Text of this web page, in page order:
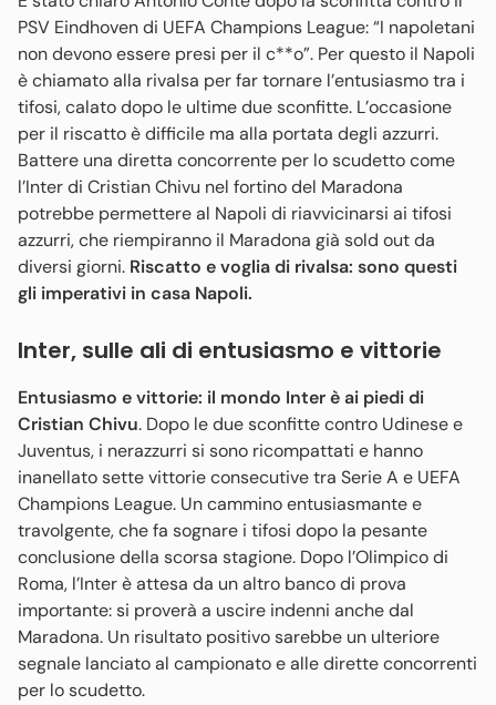
PSV Eindhoven di UEFA Champions League: “I napoletani
non devono essere presi per il c**o”. Per questo il Napoli
è chiamato alla rivalsa per far tornare l’entusiasmo tra i
tifosi, calato dopo le ultime due sconfitte. L’occasione
per il riscatto è difficile ma alla portata degli azzurri.
Battere una diretta concorrente per lo scudetto come
l’Inter di Cristian Chivu nel fortino del Maradona
potrebbe permettere al Napoli di riavvicinarsi ai tifosi
azzurri, che riempiranno il Maradona già sold out da
diversi giorni. Riscatto e voglia di rivalsa: sono questi
gli imperativi in casa Napoli.
Inter, sulle ali di entusiasmo e vittorie
Entusiasmo e vittorie: il mondo Inter è ai piedi di
Cristian Chivu. Dopo le due sconfitte contro Udinese e
Juventus, i nerazzurri si sono ricompattati e hanno
inanellato sette vittorie consecutive tra Serie A e UEFA
Champions League. Un cammino entusiasmante e
travolgente, che fa sognare i tifosi dopo la pesante
conclusione della scorsa stagione. Dopo l’Olimpico di
Roma, l’Inter è attesa da un altro banco di prova
importante: si proverà a uscire indenni anche dal
Maradona. Un risultato positivo sarebbe un ulteriore
segnale lanciato al campionato e alle dirette concorrenti
per lo scudetto.